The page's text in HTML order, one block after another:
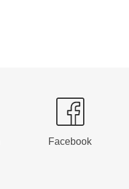
Facebook